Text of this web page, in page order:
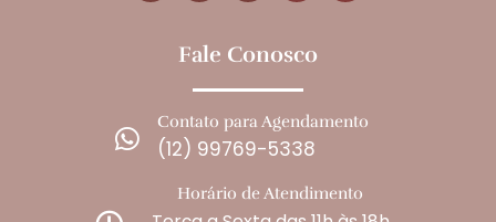
Fale Conosco

Contato para Agendamento
(12) 99769-5338
Horário de Atendimento